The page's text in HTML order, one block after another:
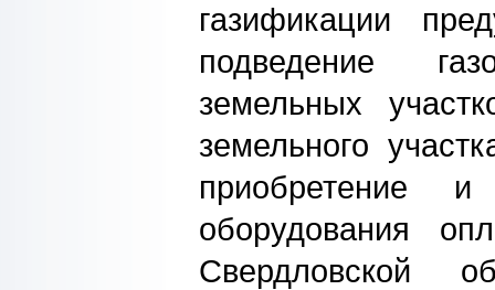
газификации
подведение
земельных
земельного
приобретение
оборудования
Свердловской